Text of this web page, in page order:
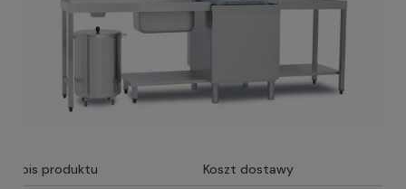
Opis produktu Koszt dostawy